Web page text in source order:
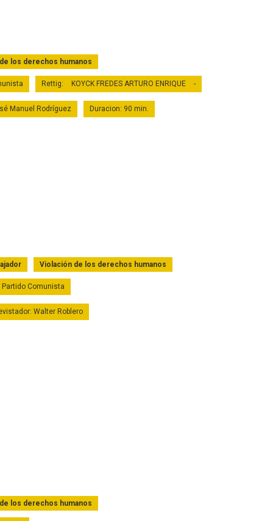
los derechos humanos
Rettig: KOYCK FREDES ARTURO ENRIQUE -
Manuel Rodríguez Duracion: 90 min.
Violación de los derechos humanos
Comunista
Walter Roblero
los derechos humanos